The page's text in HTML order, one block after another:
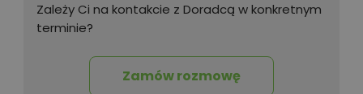
Zależy Ci na kontakcie z Doradcą w konkretnym
terminie?
Zamów rozmowę